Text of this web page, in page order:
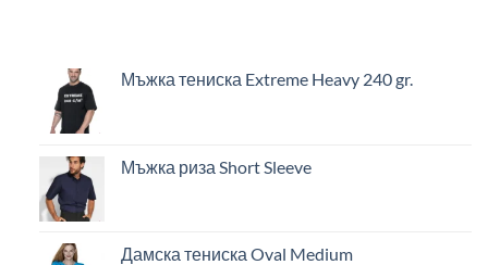
Мъжка тениска Extreme Heavy 240 gr.
Мъжка риза Short Sleeve
Дамска тениска Oval Medium